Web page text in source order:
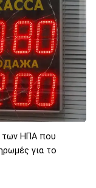
των ΗΠΑ που
για το